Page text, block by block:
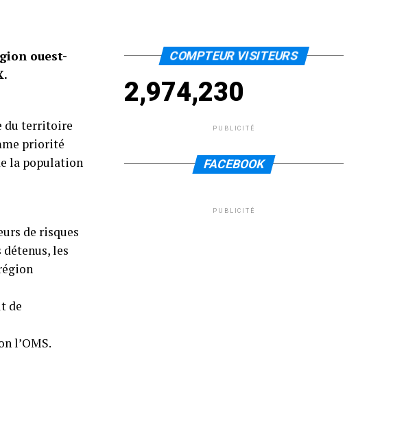
ouest-
du territoire
priorité
la population
de risques
les
de
l’OMS.
COMPTEUR VISITEURS
2,974,230
PUBLICITÉ
FACEBOOK
PUBLICITÉ